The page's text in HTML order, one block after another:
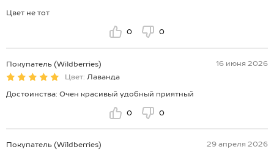
Цвет не тот
0 0
Покупатель (Wildberries)
16 июня 2026
Цвет: Лаванда
Достоинства: Очен красивый удобный приятный
0 0
Покупатель (Wildberries)
29 апреля 2026